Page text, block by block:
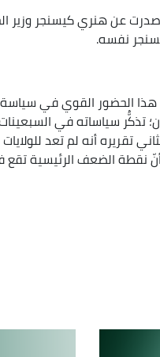
السيد في مقاله إلى 4 كتبٍ صدرت عن
نفسه.
الحضور القوي في سياسة
سياساته في
تقريره أنه لم تعد
نقطة الضعف الرئيسية تقع